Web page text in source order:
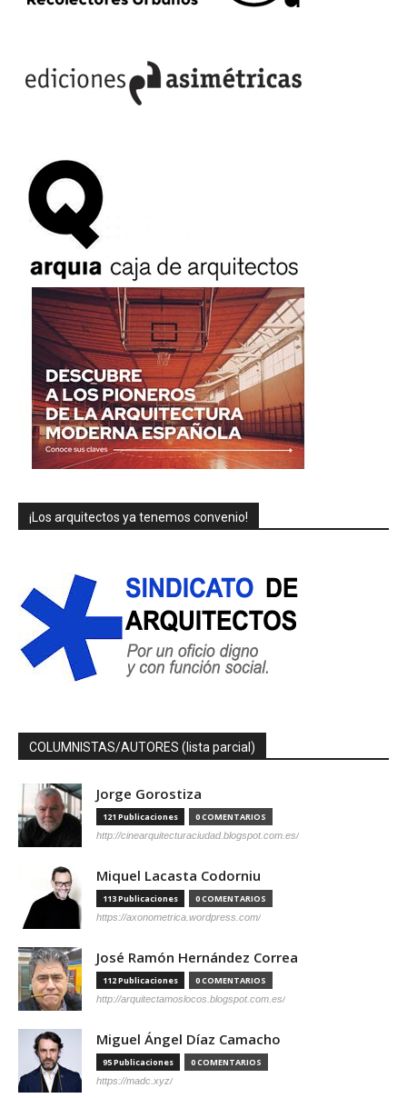
¡Los arquitectos ya tenemos convenio!
COLUMNISTAS/AUTORES (lista parcial)
Jorge Gorostiza
121 Publicaciones 0 COMENTARIOS
http://cinearquitecturaciudad.blogspot.com.es/
Miquel Lacasta Codorniu
113 Publicaciones 0 COMENTARIOS
https://axonometrica.wordpress.com/
José Ramón Hernández Correa
112 Publicaciones 0 COMENTARIOS
http://arquitectamoslocos.blogspot.com.es/
Miguel Ángel Díaz Camacho
95 Publicaciones 0 COMENTARIOS
https://madc.xyz/